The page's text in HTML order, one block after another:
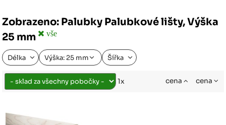
Zobrazeno: Palubky Palubkové lišty, Výška
25 mm
vše
Délka Výška: 25 mm Šířka
1x cena cena